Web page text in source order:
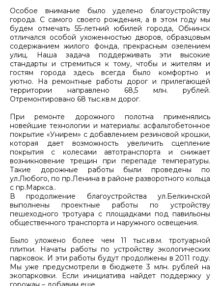
Особое внимание было уделено благоустройству
города. С самого своего рождения, а в этом году мы
будем отмечать 55-летний юбилей города, Обнинск
отличался особой ухоженностью дворов, образцовым
содержанием жилого фонда, прекрасным озелением
улиц. Наша задача поддерживать эти высокие
стандарты и стремиться к тому, чтобы и жителям и
гостям города здесь всегда было комфортно и
уютно. На ремонтные работы дорог и прилегающей
территории направлено 68,5 млн. рублей.
Отремонтировано 68 тыс.кв.м дорог.
При ремонте дорожного полотна применялись
новейшие технологии и материалы: асфальтобетонное
покрытие «Унирем» с добавлением резиновой крошки,
которая дает возможность увеличить сцепление
покрытия с колесами автотранспорта и снижает
возникновение трещин при перепаде температуры.
Такие дорожные работы были проведены по
ул.Любого, по пр.Ленина в районе разворотного кольца
с пр.Маркса..
В продолжение благоустройства ул.Белкинской
выполнены проектные работы по устройству
пешеходного тротуара с площадками под павильоны
общественного транспорта и наружного освещения.
Было уложено более чем 11 тыс.кв.м. тротуарной
плитки. Начаты работы по устройству экологических
парковок. И эти работы будут продолжены в 2011 году.
Мы уже предусмотрели в бюджете 3 млн. рублей на
экопарковки. Если инициатива найдет поддержку у